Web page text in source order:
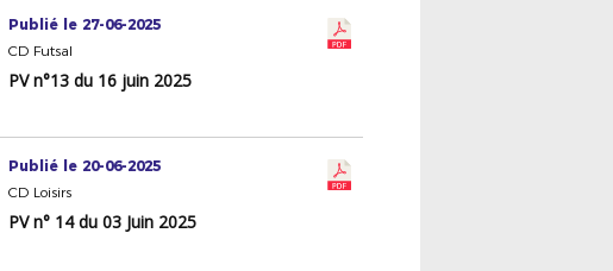
Publié le 27-06-2025
CD Futsal
PV n°13 du 16 juin 2025
Publié le 20-06-2025
CD Loisirs
PV n° 14 du 03 Juin 2025